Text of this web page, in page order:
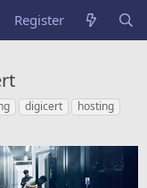
Register
digicert
hosting